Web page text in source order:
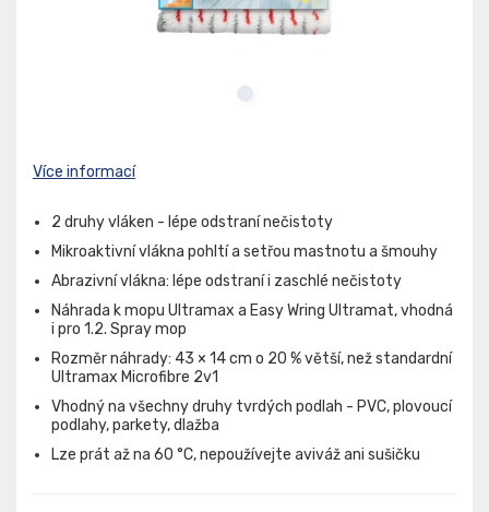
Více informací
2 druhy vláken - lépe odstraní nečistoty
Mikroaktivní vlákna pohltí a setřou mastnotu a šmouhy
Abrazivní vlákna: lépe odstraní i zaschlé nečistoty
Náhrada k mopu Ultramax a Easy Wring Ultramat, vhodná
i pro 1.2. Spray mop
Rozměr náhrady: 43 × 14 cm o 20 % větší, než standardní
Ultramax Microfibre 2v1
Vhodný na všechny druhy tvrdých podlah - PVC, plovoucí
podlahy, parkety, dlažba
Lze prát až na 60 °C, nepoužívejte aviváž ani sušičku